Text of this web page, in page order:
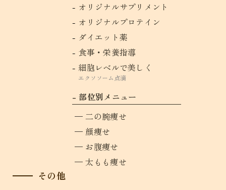
オリジナルサプリメント
オリジナルプロテイン
ダイエット薬
食事・栄養指導
細胞レベルで美しく
エクソソーム点滴
部位別メニュー
二の腕痩せ
顔痩せ
お腹痩せ
太もも痩せ
その他